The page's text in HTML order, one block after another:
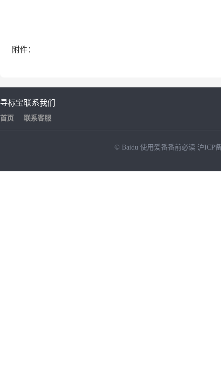
附件：
寻标宝
首页
联系我们
联系客服
© Baidu 使用爱番番前必读 沪ICP